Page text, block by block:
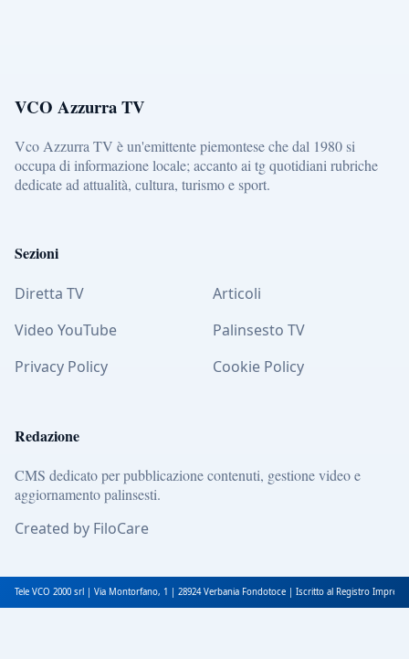
VCO Azzurra TV
Vco Azzurra TV è un'emittente piemontese che dal 1980 si
occupa di informazione locale; accanto ai tg quotidiani rubriche
dedicate ad attualità, cultura, turismo e sport.
Sezioni
Diretta TV
Articoli
Video YouTube
Palinsesto TV
Privacy Policy
Cookie Policy
Redazione
CMS dedicato per pubblicazione contenuti, gestione video e
aggiornamento palinsesti.
Created by FiloCare
Tele VCO 2000 srl | Via Montorfano, 1 | 28924 Verbania Fondotoce | Iscritto al Registro Imprese